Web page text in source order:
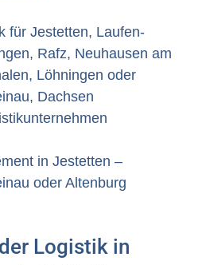
für Jestetten, Laufen-
Rafz, Neuhausen am
Löhningen oder
Dachsen
in Jestetten –
oder Altenburg
Logistik in